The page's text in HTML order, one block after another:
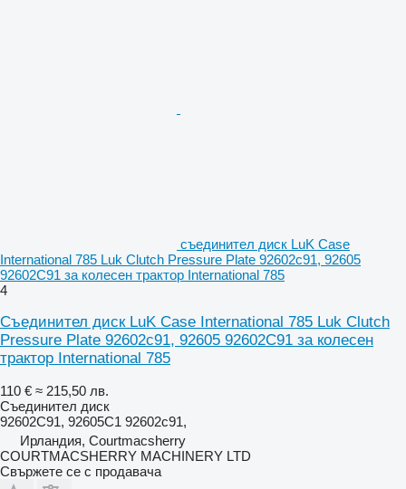
съединител диск LuK Case
International 785 Luk Clutch Pressure Plate 92602c91, 92605
92602C91 за колесен трактор International 785
4
Съединител диск LuK Case International 785 Luk Clutch
Pressure Plate 92602c91, 92605 92602C91 за колесен
трактор International 785
110 € ≈ 215,50 лв.
Съединител диск
92602C91, 92605C1 92602c91,
Ирландия, Courtmacsherry
COURTMACSHERRY MACHINERY LTD
Свържете се с продавача